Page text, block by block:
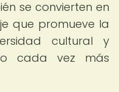
se convierten en
que promueve la
cultural y
cada vez más